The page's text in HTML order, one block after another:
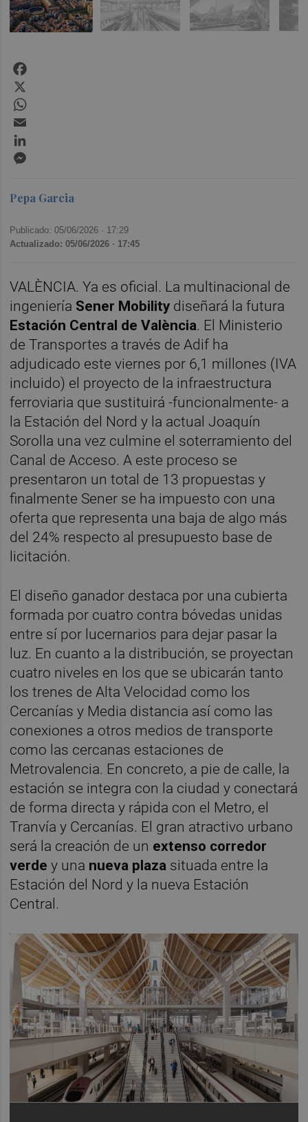
Pepa Garcia
Publicado: 05/06/2026 · 17:29
Actualizado: 05/06/2026 · 17:45
VALÈNCIA. Ya es oficial. La multinacional de
ingeniería Sener Mobility diseñará la futura
Estación Central de València. El Ministerio
de Transportes a través de Adif ha
adjudicado este viernes por 6,1 millones (IVA
incluido) el proyecto de la infraestructura
ferroviaria que sustituirá -funcionalmente- a
la Estación del Nord y la actual Joaquín
Sorolla una vez culmine el soterramiento del
Canal de Acceso. A este proceso se
presentaron un total de 13 propuestas y
finalmente Sener se ha impuesto con una
oferta que representa una baja de algo más
del 24% respecto al presupuesto base de
licitación.
El diseño ganador destaca por una cubierta
formada por cuatro contra bóvedas unidas
entre sí por lucernarios para dejar pasar la
luz. En cuanto a la distribución, se proyectan
cuatro niveles en los que se ubicarán tanto
los trenes de Alta Velocidad como los
Cercanías y Media distancia así como las
conexiones a otros medios de transporte
como las cercanas estaciones de
Metrovalencia. En concreto, a pie de calle, la
estación se integra con la ciudad y conectará
de forma directa y rápida con el Metro, el
Tranvía y Cercanías. El gran atractivo urbano
será la creación de un extenso corredor
verde y una nueva plaza situada entre la
Estación del Nord y la nueva Estación
Central.